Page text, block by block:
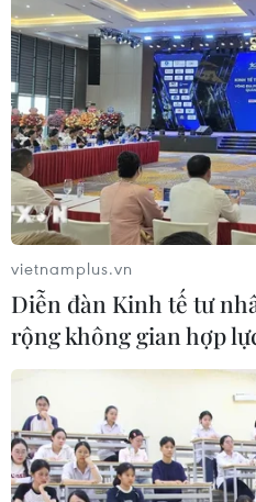
Đức kêu gọi Trung
giúp chấm dứt xung
26/05/2023 14:43
Theo người phát ngôn Bộ
muốn Trung Quốc không hỗ
ngăn chặn sự leo thang hạt
Nga-Ukraine.
vietnamplus.vn
Diễn đàn Kinh tế tư
rộng không gian hợp